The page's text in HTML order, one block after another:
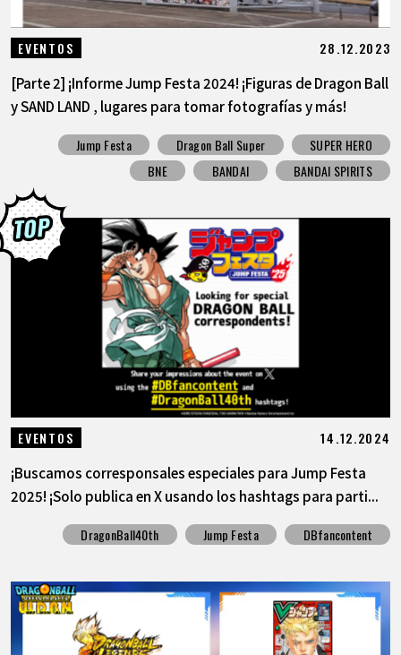
EVENTOS 28.12.2023
[Parte 2] ¡Informe Jump Festa 2024! ¡Figuras de Dragon Ball
y SAND LAND , lugares para tomar fotografías y más!
Jump Festa Dragon Ball Super
SUPER HERO
BNE
BANDAI BANDAI SPIRITS
EVENTOS 14.12.2024
¡Buscamos corresponsales especiales para Jump Festa
2025! ¡Solo publica en X usando los hashtags para parti...
DragonBall40th Jump Festa DBfancontent